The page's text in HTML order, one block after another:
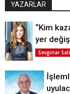
YAZARLAR
“Kim
yer
Sevginar Sali